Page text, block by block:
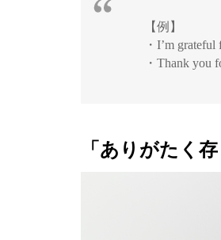
【例】
・I’m
・Thank you
「ありがたく